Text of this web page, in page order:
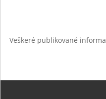
Veškeré publikované